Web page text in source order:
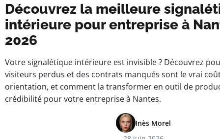
Découvrez la meilleure
intérieure pour entreprise à
2026
Votre signalétique intérieure est invisible ? Découvrez
visiteurs perdus et des contrats manqués sont le vrai
orientation, et comment la transformer en outil de
crédibilité pour votre entreprise à Nantes.
Inès Morel